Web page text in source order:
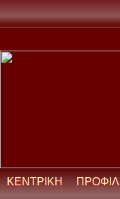
ΚΕΝΤΡΙΚΗ ΠΡΟΦΙΛ